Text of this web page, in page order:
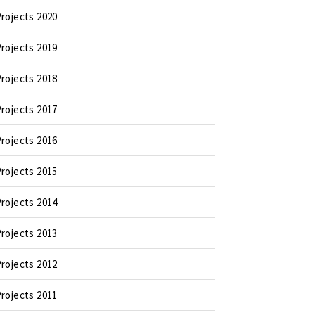
2020
2019
2018
2017
2016
2015
2014
2013
2012
2011